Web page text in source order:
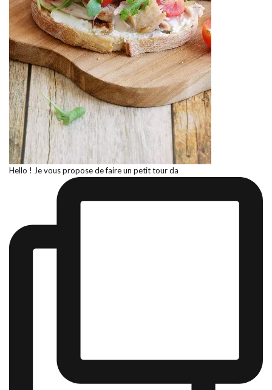
Hello ! Je vous propose de faire un petit tour da